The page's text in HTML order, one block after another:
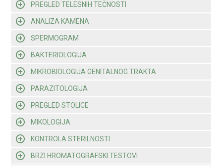
PREGLED TELESNIH TEČNOSTI
ANALIZA KAMENA
SPERMOGRAM
BAKTERIOLOGIJA
MIKROBIOLOGIJA GENITALNOG TRAKTA
PARAZITOLOGIJA
PREGLED STOLICE
MIKOLOGIJA
KONTROLA STERILNOSTI
BRZI HROMATOGRAFSKI TESTOVI